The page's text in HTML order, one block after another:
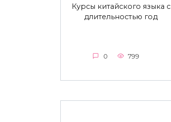
Курсы китайского языка с
длительностью год
0 799